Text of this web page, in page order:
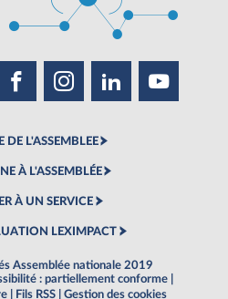
DE L'ASSEMBLEE
À L'ASSEMBLÉE
À UN SERVICE
LEXIMPACT
Assemblée nationale 2019
: partiellement conforme
Fils RSS Gestion des cookies